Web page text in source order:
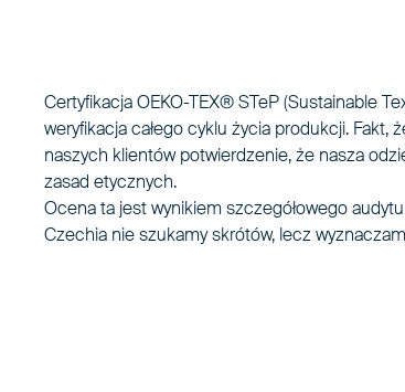
Certyfikacja OEKO-TEX® STeP (Sustainable
weryfikacja całego cyklu życia produkcji. Fakt,
naszych klientów potwierdzenie, że nasza
zasad etycznych.
Ocena ta jest wynikiem szczegółowego
Czechia nie szukamy skrótów, lecz